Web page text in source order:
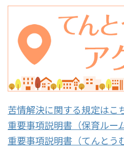
苦情解決に関する規定はこ
重要事項説明書（保育ルー
重要事項説明書（てんとう